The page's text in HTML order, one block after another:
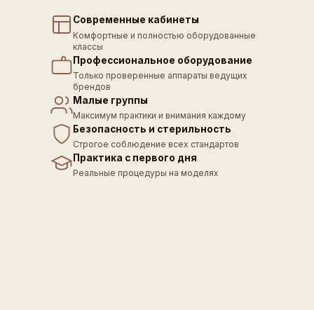
Современные кабинеты
Комфортные и полностью оборудованные
классы
Профессиональное оборудование
Только проверенные аппараты ведущих
брендов
Малые группы
Максимум практики и внимания каждому
Безопасность и стерильность
Строгое соблюдение всех стандартов
Практика с первого дня
Реальные процедуры на моделях